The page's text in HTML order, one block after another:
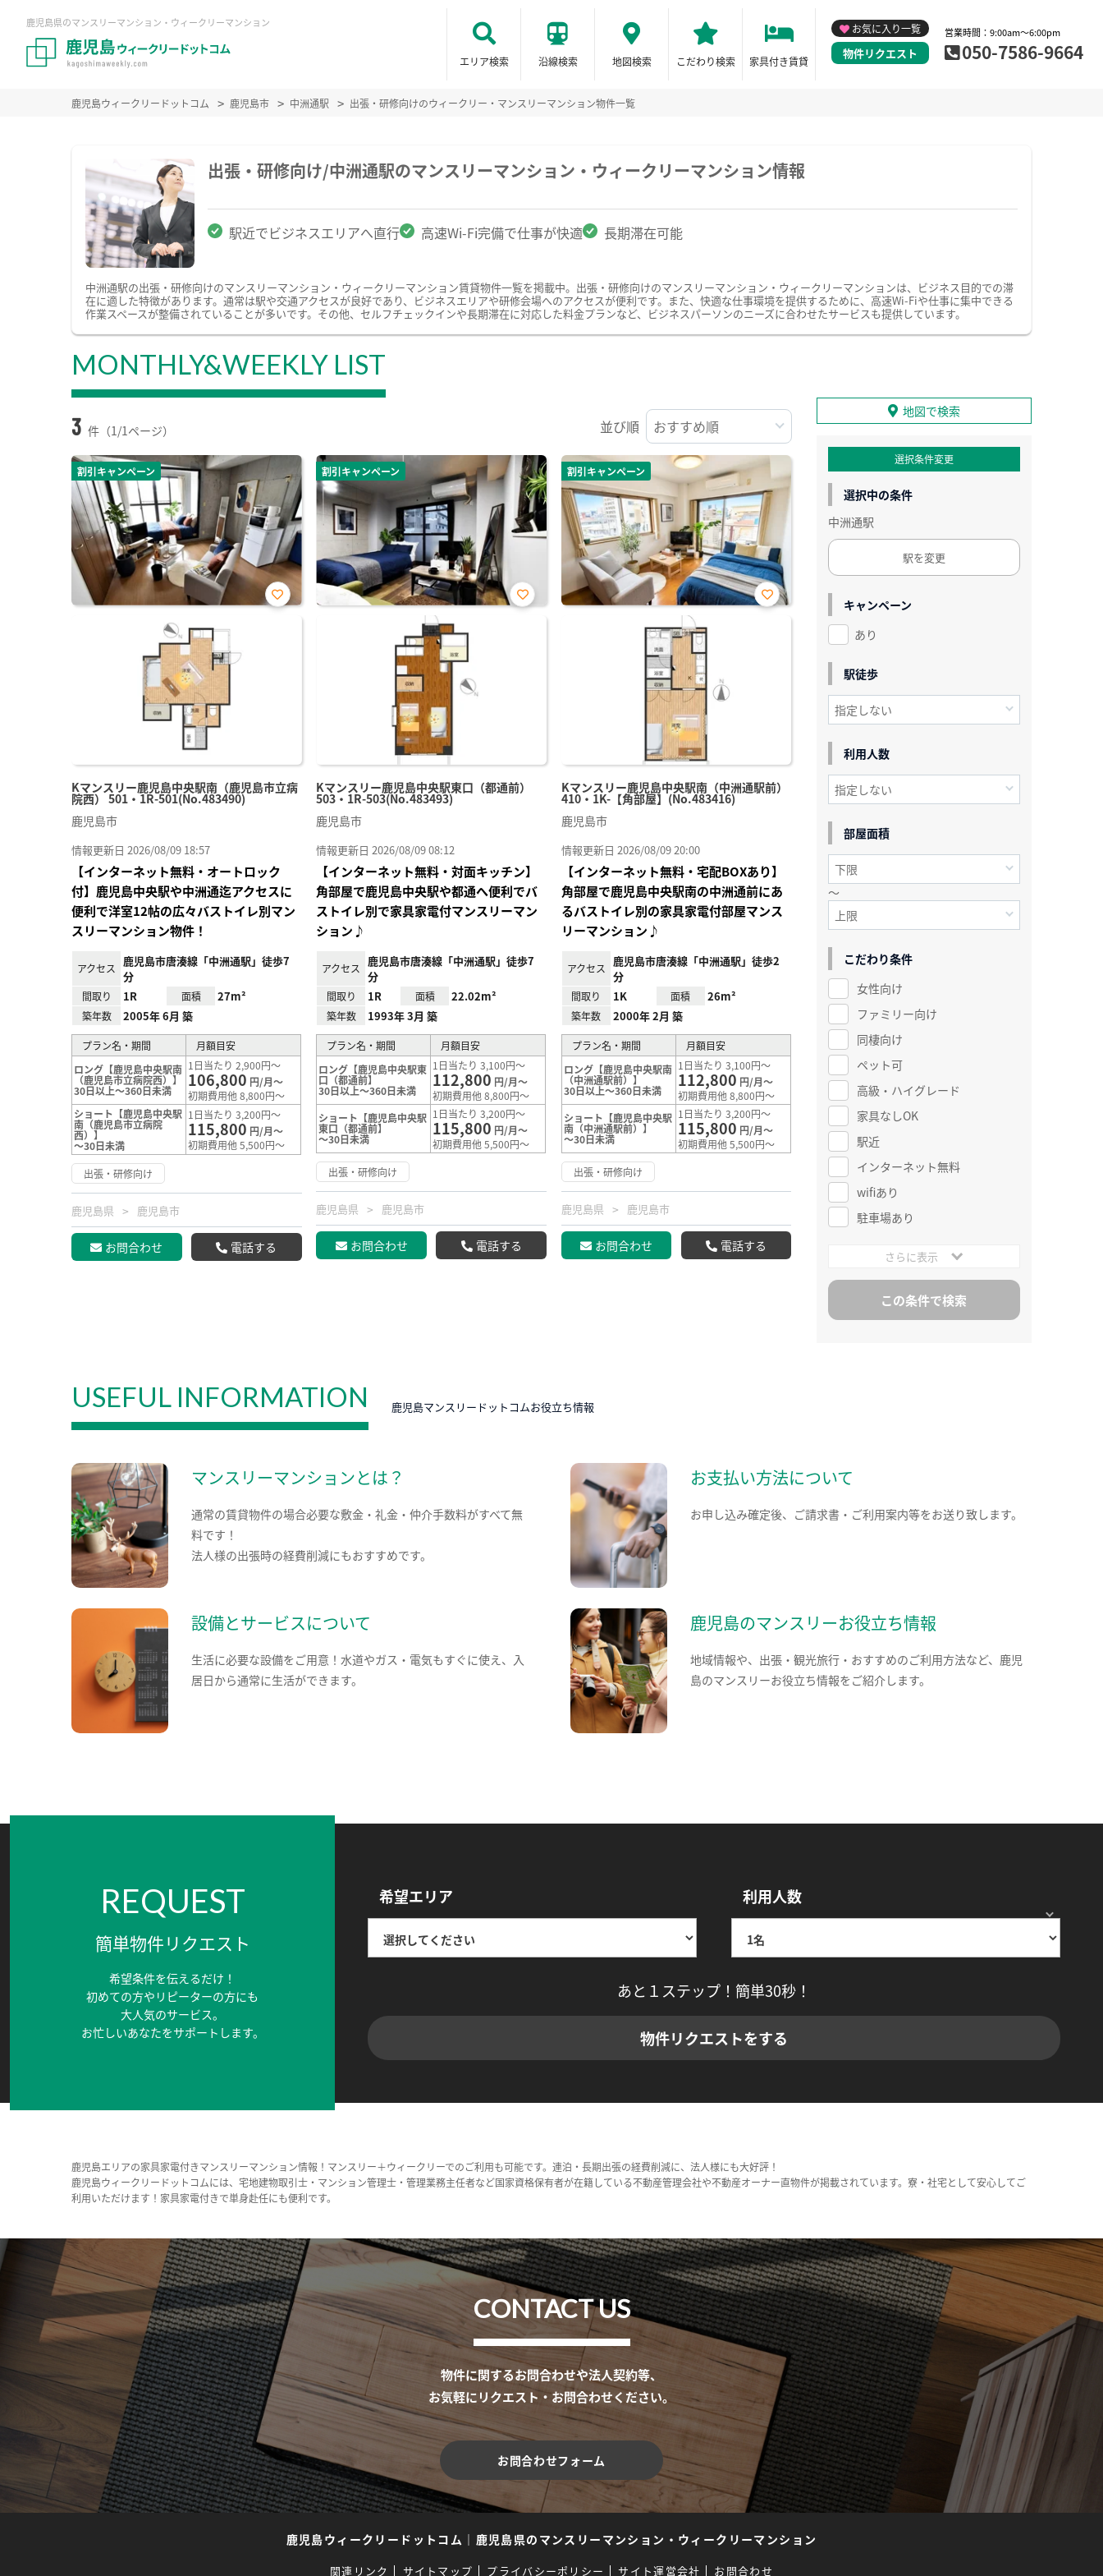
鹿児島県のマンスリーマンション・ウィークリーマンション
エリア検索 沿線検索 地図検索 こだわり検索 家具付き賃貸
お気に入り一覧
物件リクエスト
営業時間：9:00am～6:00pm
050-7586-9664
鹿児島ウィークリードットコム 鹿児島市 中洲通駅 出張・研修向けのウィークリー・マンスリーマンション物件一覧
出張・研修向け/中洲通駅のマンスリーマンション・ウィークリーマンション情報
駅近でビジネスエリアへ直行 高速Wi-Fi完備で仕事が快適 長期滞在可能
中洲通駅の出張・研修向けのマンスリーマンション・ウィークリーマンション賃貸物件一覧を掲載中。出張・研修向けのマンスリーマンション・ウィークリーマンションは、ビジネス目的での滞
在に適した特徴があります。通常は駅や交通アクセスが良好であり、ビジネスエリアや研修会場へのアクセスが便利です。また、快適な仕事環境を提供するために、高速Wi-Fiや仕事に集中できる
作業スペースが整備されていることが多いです。その他、セルフチェックインや長期滞在に対応した料金プランなど、ビジネスパーソンのニーズに合わせたサービスも提供しています。
MONTHLY&WEEKLY LIST
3 件（1/1ページ） 並び順
割引キャンペーン
Kマンスリー鹿児島中央駅南（鹿児島市立病
院西） 501・1R-501(No.483490)
お気
鹿児島市
情報更新日 2026/08/09 18:57
【インターネット無料・オートロック
付】鹿児島中央駅や中洲通迄アクセスに
便利で洋室12帖の広々バストイレ別マン
スリーマンション物件！
アクセス
鹿児島市唐湊線「中洲通駅」徒歩7
分
間取り 1R 面積 27m²
築年数 2005年 6月 築
プラン名・期間
月額目安
ロング【鹿児島中央駅南
（鹿児島市立病院西）】
30日以上～360日未満
1日当たり 2,900円～
106,800 円/月～
初期費用他 8,800円～
ショート【鹿児島中央駅
南（鹿児島市立病院
西）】
～30日未満
1日当たり 3,200円～
115,800 円/月～
初期費用他 5,500円～
出張・研修向け
鹿児島県 鹿児島市
お問合わせ 電話する
割引キャンペーン
Kマンスリー鹿児島中央駅東口（都通前）
503・1R-503(No.483493)
お気
鹿児島市
情報更新日 2026/08/09 08:12
【インターネット無料・対面キッチン】
角部屋で鹿児島中央駅や都通へ便利でバ
ストイレ別で家具家電付マンスリーマン
ション♪
アクセス
鹿児島市唐湊線「中洲通駅」徒歩7
分
間取り 1R 面積 22.02m²
築年数 1993年 3月 築
プラン名・期間
月額目安
ロング【鹿児島中央駅東
口（都通前】
30日以上～360日未満
1日当たり 3,100円～
112,800 円/月～
初期費用他 8,800円～
ショート【鹿児島中央駅
東口（都通前】
～30日未満
1日当たり 3,200円～
115,800 円/月～
初期費用他 5,500円～
出張・研修向け
鹿児島県 鹿児島市
お問合わせ 電話する
割引キャンペーン
Kマンスリー鹿児島中央駅南（中洲通駅前）
410・1K-【角部屋】(No.483416)
お気
鹿児島市
情報更新日 2026/08/09 20:00
【インターネット無料・宅配BOXあり】
角部屋で鹿児島中央駅南の中洲通前にあ
るバストイレ別の家具家電付部屋マンス
リーマンション♪
アクセス
鹿児島市唐湊線「中洲通駅」徒歩2
分
間取り 1K 面積 26m²
築年数 2000年 2月 築
プラン名・期間
月額目安
ロング【鹿児島中央駅南
（中洲通駅前）】
30日以上～360日未満
1日当たり 3,100円～
112,800 円/月～
初期費用他 8,800円～
ショート【鹿児島中央駅
南（中洲通駅前）】
～30日未満
1日当たり 3,200円～
115,800 円/月～
初期費用他 5,500円～
出張・研修向け
鹿児島県 鹿児島市
お問合わせ 電話する
地図で検索
選択条件変更
選択中の条件
中洲通駅
駅を変更
キャンペーン
あり
駅徒歩
利用人数
部屋面積
～
こだわり条件
女性向け
ファミリー向け
同棲向け
ペット可
高級・ハイグレード
家具なしOK
駅近
インターネット無料
wifiあり
駐車場あり
さらに表示
USEFUL INFORMATION 鹿児島マンスリードットコムお役立ち情報
マンスリーマンションとは？
通常の賃貸物件の場合必要な敷金・礼金・仲介手数料がすべて無
料です！
法人様の出張時の経費削減にもおすすめです。
お支払い方法について
お申し込み確定後、ご請求書・ご利用案内等をお送り致します。
設備とサービスについて
生活に必要な設備をご用意！水道やガス・電気もすぐに使え、入
居日から通常に生活ができます。
鹿児島のマンスリーお役立ち情報
地域情報や、出張・観光旅行・おすすめのご利用方法など、鹿児
島のマンスリーお役立ち情報をご紹介します。
REQUEST
簡単物件リクエスト
希望条件を伝えるだけ！
初めての方やリピーターの方にも
大人気のサービス。
お忙しいあなたをサポートします。
希望エリア 利用人数
あと１ステップ！簡単30秒！
物件リクエストをする
鹿児島エリアの家具家電付きマンスリーマンション情報！マンスリー＋ウィークリーでのご利用も可能です。連泊・長期出張の経費削減に、法人様にも大好評！
鹿児島ウィークリードットコムには、宅地建物取引士・マンション管理士・管理業務主任者など国家資格保有者が在籍している不動産管理会社や不動産オーナー直物件が掲載されています。寮・社宅として安心してご
利用いただけます！家具家電付きで単身赴任にも便利です。
CONTACT US
物件に関するお問合わせや法人契約等、
お気軽にリクエスト・お問合わせください。
お問合わせフォーム
鹿児島ウィークリードットコム ｜ 鹿児島県のマンスリーマンション・ウィークリーマンション
関連リンク サイトマップ プライバシーポリシー サイト運営会社 お問合わせ